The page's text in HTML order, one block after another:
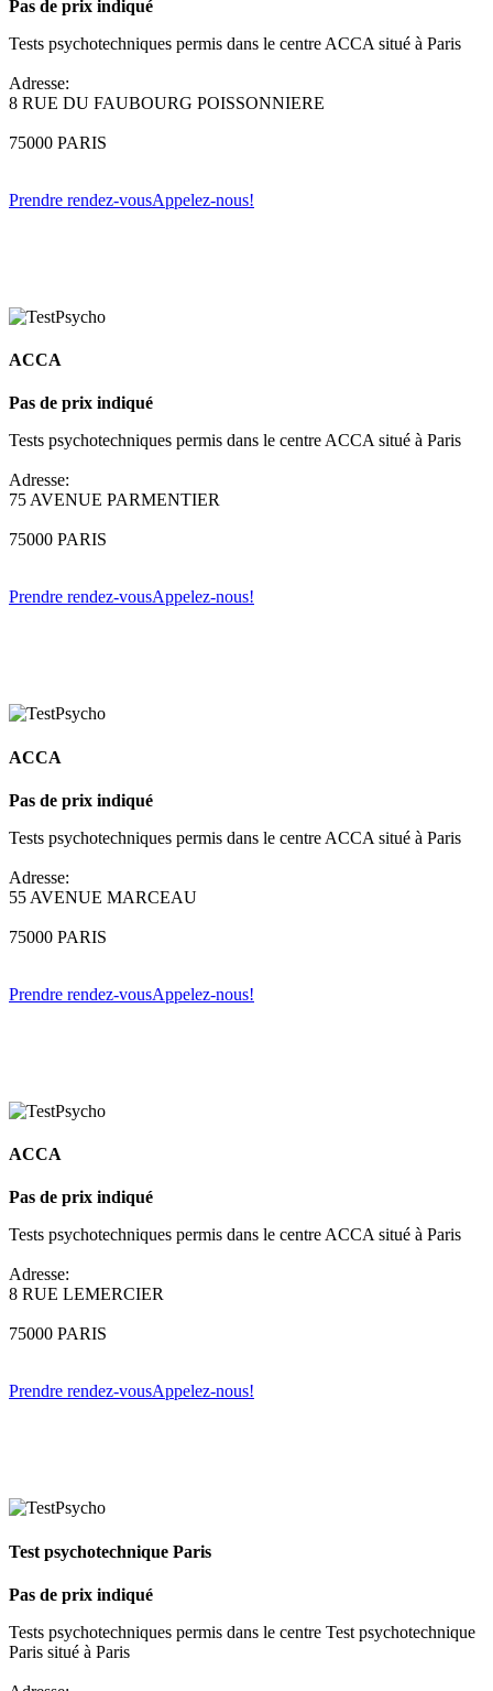
Pas de prix indiqué
Tests psychotechniques permis dans le centre ACCA situé à Paris
Adresse:
8 RUE DU FAUBOURG POISSONNIERE
75000 PARIS
Prendre rendez-vousAppelez-nous!
ACCA
Pas de prix indiqué
Tests psychotechniques permis dans le centre ACCA situé à Paris
Adresse:
75 AVENUE PARMENTIER
75000 PARIS
Prendre rendez-vousAppelez-nous!
ACCA
Pas de prix indiqué
Tests psychotechniques permis dans le centre ACCA situé à Paris
Adresse:
55 AVENUE MARCEAU
75000 PARIS
Prendre rendez-vousAppelez-nous!
ACCA
Pas de prix indiqué
Tests psychotechniques permis dans le centre ACCA situé à Paris
Adresse:
8 RUE LEMERCIER
75000 PARIS
Prendre rendez-vousAppelez-nous!
Test psychotechnique Paris
Pas de prix indiqué
Tests psychotechniques permis dans le centre Test psychotechnique
Paris situé à Paris